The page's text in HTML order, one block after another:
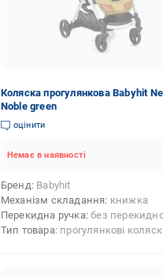
Коляска прогулянкова Babyhit
Noble green
оцінити
Немає в наявності
Бренд Babyhit
Механізм складання книжка
Перекидна ручка без перекидної
Тип товара прогулянкові